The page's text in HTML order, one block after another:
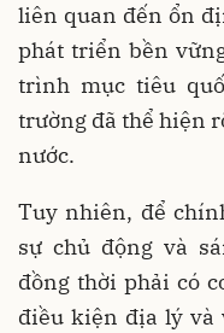
liên quan đến ổn
phát triển bền
trình mục tiêu
trường đã thể hiện
nước.
Tuy nhiên, để
sự chủ động và
đồng thời phải có
điều kiện địa lý và